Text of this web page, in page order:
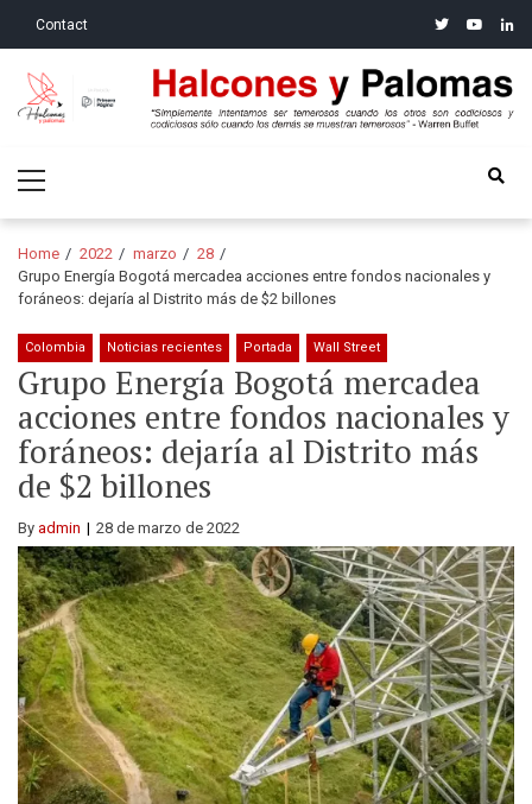
Contact twitteryoutube
Halcones y Palomas
Menu
Home 2022 marzo
28
Grupo Energía Bogotá mercadea acciones entre fondos nacionales y
foráneos: dejaría al Distrito más de $2 billones
Colombia Noticias recientes Portada Wall Street
Grupo Energía Bogotá mercadea
acciones entre fondos nacionales y
foráneos: dejaría al Distrito más
de $2 billones
By admin 28 de marzo de 2022